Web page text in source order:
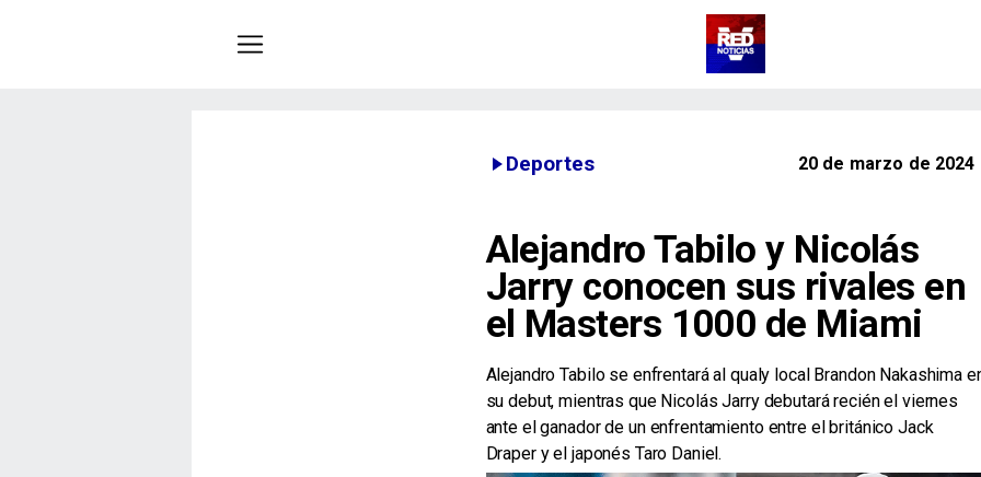
Deportes 20 de marzo de 2024
Alejandro Tabilo y Nicolás
Jarry conocen sus rivales en
el Masters 1000 de Miami
Alejandro Tabilo se enfrentará al qualy local Brandon Nakashima
su debut, mientras que Nicolás Jarry debutará recién el viernes
ante el ganador de un enfrentamiento entre el británico Jack
Draper y el japonés Taro Daniel.